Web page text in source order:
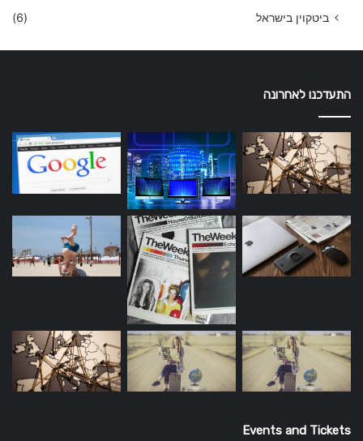
ביטקוין בישראל (6)
התעדכנו לאחרונה
Events and Tickets